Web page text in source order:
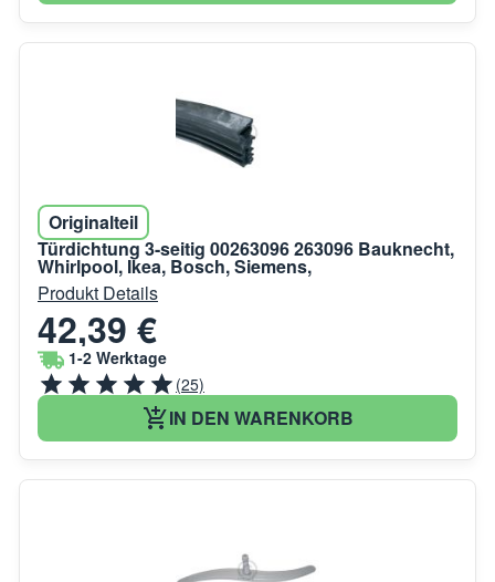
Originalteil
Türdichtung 3-seitig 00263096 263096 Bauknecht,
Whirlpool, Ikea, Bosch, Siemens,
Produkt Details
42,39 €
1-2 Werktage
(25)
IN DEN WARENKORB